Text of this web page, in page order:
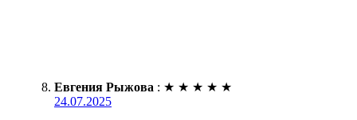
Евгения Рыжова : ★ ★ ★ ★ ★
24.07.2025